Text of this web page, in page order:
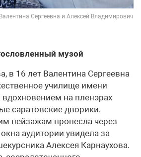
Валентина Сергеевна и Алексей Владимирович
музой
в 16 лет Валентина Сергеевна
училище имени
на пленэрах
саратовские дворики.
пейзажам пронесла через
аудитории увидела за
Алексея Карнаухова.